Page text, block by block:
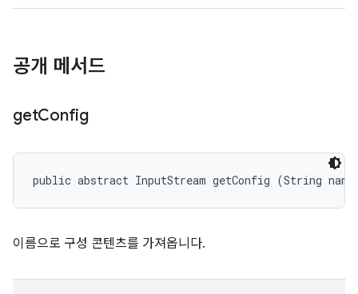
공개 메서드
getConfig
public abstract InputStream getConfig (String
이름으로 구성 콘텐츠를 가져옵니다.